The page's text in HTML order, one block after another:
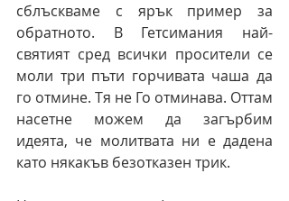
сблъскваме с ярък пример за
обратното. В Гетсимания най-
святият сред всички просители се
моли три пъти горчивата чаша да
го отмине. Тя не Го отминава. Оттам
насетне можем да загърбим
идеята, че молитвата ни е дадена
като някакъв безотказен трик.